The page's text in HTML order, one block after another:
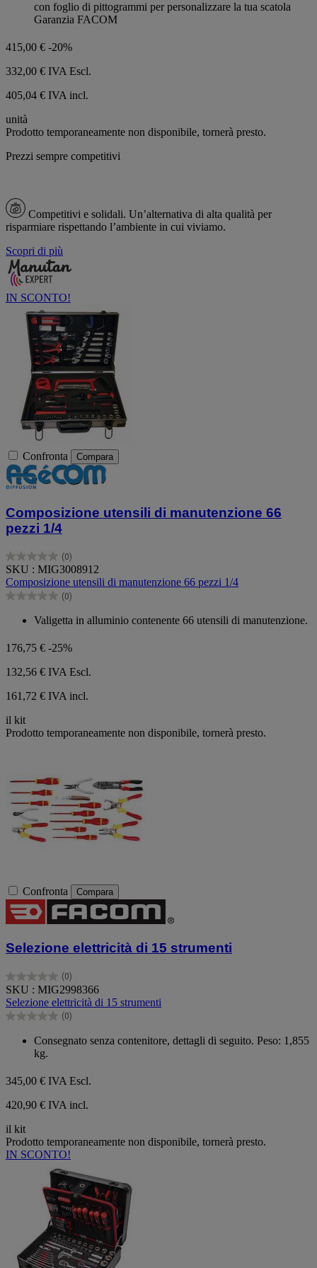
con foglio di pittogrammi per personalizzare la tua scatola
Garanzia FACOM
415,00 € -20%
332,00 € IVA Escl.
405,04 € IVA incl.
unità
Prodotto temporaneamente non disponibile, tornerà presto.
Prezzi sempre competitivi
Competitivi e solidali. Un’alternativa di alta qualità per
risparmiare rispettando l’ambiente in cui viviamo.
Scopri di più
IN SCONTO!
Confronta Compara
Composizione utensili di manutenzione 66
pezzi 1/4
(0)
0.0
su
5
stelle.
SKU : MIG3008912
Composizione utensili di manutenzione 66 pezzi 1/4
(0)
0.0
Valigetta in alluminio contenente 66 utensili di manutenzione.
176,75 € -25%
132,56 € IVA Escl.
161,72 € IVA incl.
il kit
Prodotto temporaneamente non disponibile, tornerà presto.
Confronta Compara
Selezione elettricità di 15 strumenti
(0)
0.0
su
5
stelle.
SKU : MIG2998366
Selezione elettricità di 15 strumenti
(0)
0.0
Consegnato senza contenitore, dettagli di seguito. Peso: 1,855
kg.
345,00 € IVA Escl.
420,90 € IVA incl.
il kit
Prodotto temporaneamente non disponibile, tornerà presto.
IN SCONTO!